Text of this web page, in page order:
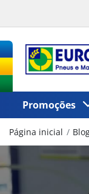
Promoções
Página inicial